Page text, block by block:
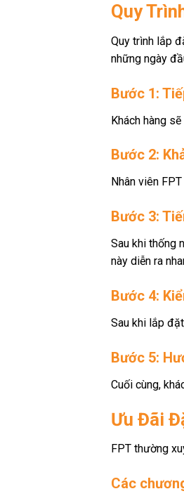
Quy
Quy trình lắp
những ngày
Bước 1:
Khách hàng
Bước 2:
Nhân viên
Bước 3:
Sau khi thống
này diễn ra
Bước 4:
Sau khi lắp
Bước 5:
Cuối cùng,
Ưu Đãi
FPT thường
Các